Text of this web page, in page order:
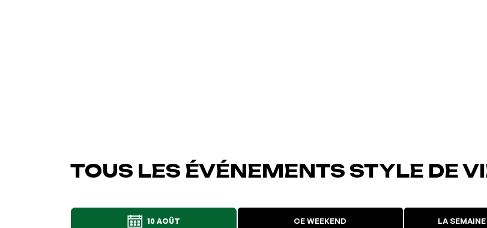
TOUS LES ÉVÉNEMENTS STYLE DE
10 AOÛT CE WEEKEND LA
L'événement a été ajouté à vos
L'événement a été ajouté à